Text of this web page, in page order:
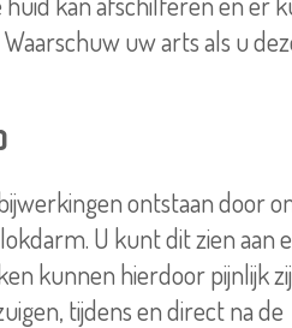
uw arts als u
ontstaan door
U kunt dit zien aan
kunnen hierdoor pijnlijk
tijdens en direct na de